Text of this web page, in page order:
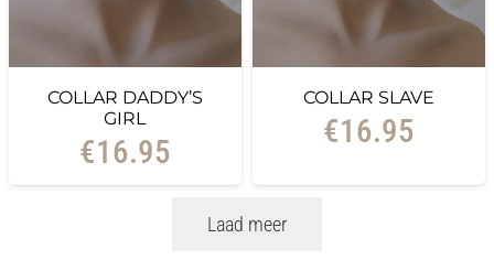
COLLAR DADDY’S
GIRL
€16.95
COLLAR SLAVE
€16.95
Laad meer